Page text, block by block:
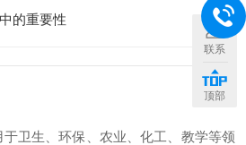
的重要性
卫生、环保、农业、化工、教学等领
联系
顶部